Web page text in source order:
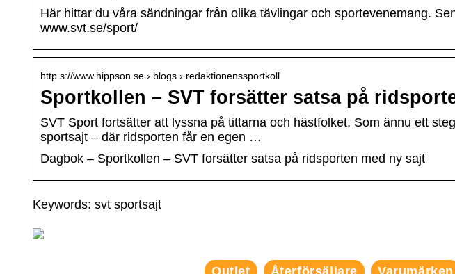
Här hittar du våra sändningar från olika tävlingar och sportevenemang.
www.svt.se/sport/
http s://www.hippson.se › blogs › redaktionenssportkoll
Sportkollen – SVT forsätter satsa på
SVT Sport fortsätter att lyssna på tittarna och hästfolket. Som ännu ett
sportsajt – där ridsporten får en egen …
Dagbok – Sportkollen – SVT forsätter satsa på ridsporten med ny sajt
Keywords: svt sportsajt